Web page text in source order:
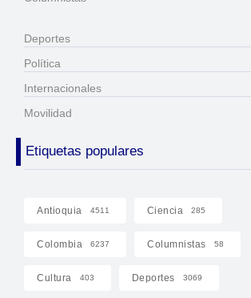
Deportes
Política
Internacionales
Movilidad
Etiquetas populares
Antioquia 4511 Ciencia 285
Colombia 6237 Columnistas 58
Cultura 403 Deportes 3069